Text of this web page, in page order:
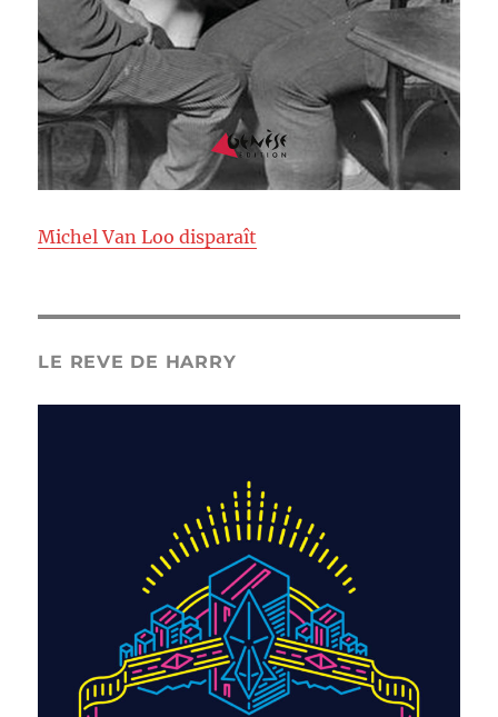
Michel Van Loo disparaît
LE REVE DE HARRY